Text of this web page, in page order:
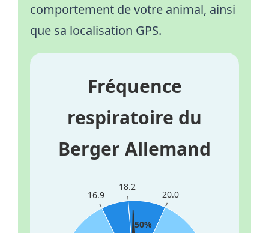
comportement de votre animal, ainsi
que sa localisation GPS.
Fréquence
respiratoire du
Berger Allemand
50%
16.9
18.2
20.0